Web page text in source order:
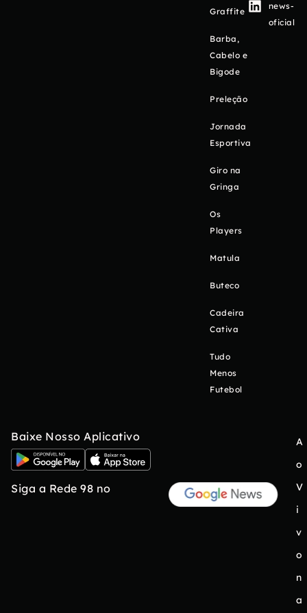
Graffite
Barba,
Cabelo e
Bigode
Preleção
Jornada
Esportiva
Giro na
Gringa
Os
Players
Matula
Buteco
Cadeira
Cativa
Tudo
Menos
Futebol
news-
oficial
Baixe Nosso Aplicativo
Siga a Rede 98 no
A
o
V
i
v
o
n
a